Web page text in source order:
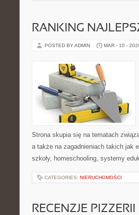
RANKING
POSTED BY ADMIN MAR - 10 -
Strona skupia się na tematach
a także na zagadnieniach takich jak
szkoły, homeschooling, systemy
CATEGORIES: NIERUCHOMOŚCI
RECENZJE PIZZERII